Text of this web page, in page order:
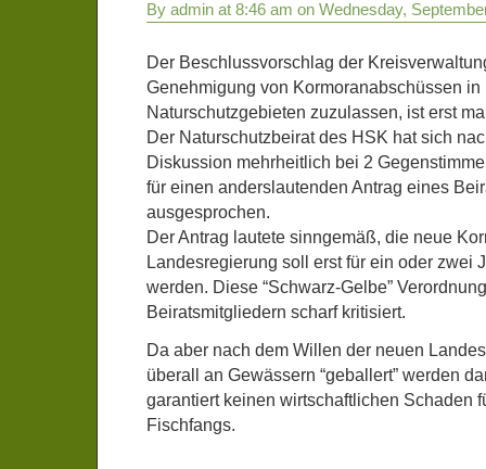
By admin at 8:46 am on Wednesday,
Der Beschlussvorschlag der
Genehmigung von Kormoranabschüssen in
Naturschutzgebieten zuzulassen, ist erst
Der Naturschutzbeirat des HSK hat sich
Diskussion mehrheitlich bei 2
für einen anderslautenden Antrag eines
ausgesprochen.
Der Antrag lautete sinngemäß, die neue
Landesregierung soll erst für ein oder zwei
werden. Diese “Schwarz-Gelbe”
Beiratsmitgliedern scharf kritisiert.
Da aber nach dem Willen der neuen
überall an Gewässern “geballert” werden
garantiert keinen wirtschaftlichen Schaden
Fischfangs.